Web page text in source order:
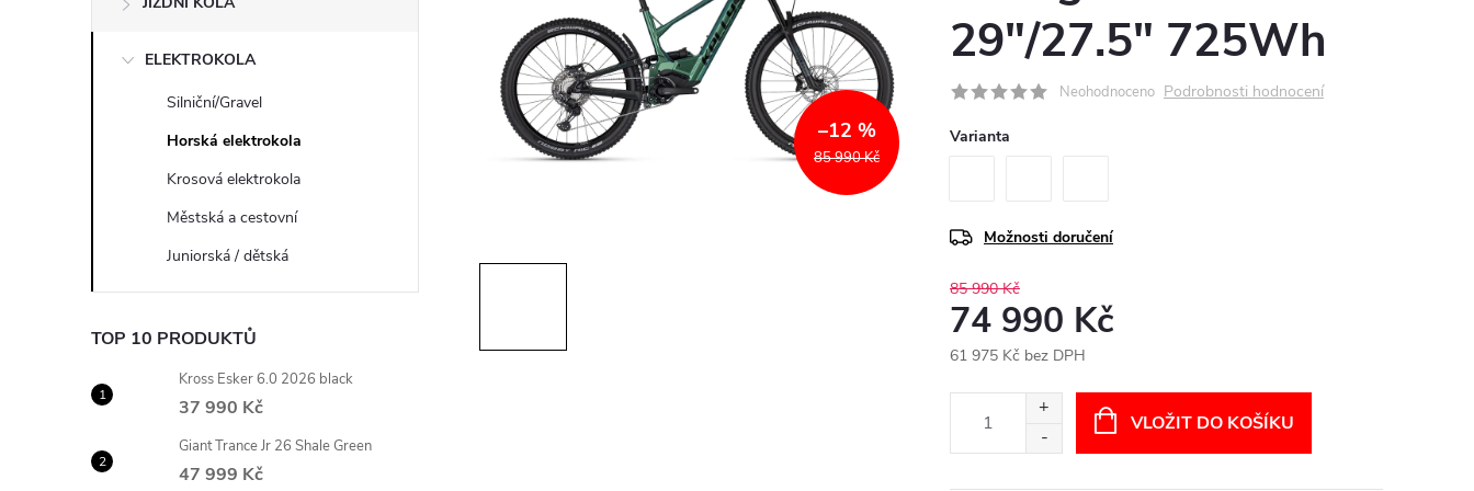
s
n
í
p
a
ELEKTROKOLA
Silniční/Gravel
Horská elektrokola
Krosová elektrokola
Městská a cestovní
Juniorská / dětská
TOP 10 PRODUKTŮ
Kross Esker 6.0 2026 black
37 990 Kč
Giant Trance Jr 26 Shale Green
47 999 Kč
85 990 Kč
–12 %
29"/27.5" 725Wh
Neohodnoceno Podrobnosti hodnocení
Varianta
Možnosti doručení
85 990 Kč
74 990 Kč
61 975 Kč bez DPH
VLOŽIT DO KOŠÍKU